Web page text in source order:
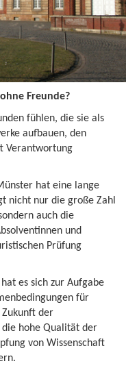
Freunde?
fühlen, die sie als
aufbauen, den
Verantwortung
hat eine lange
nicht nur die große Zahl
auch die
und
Prüfung
es sich zur Aufgabe
für
der
die hohe Qualität der
von Wissenschaft